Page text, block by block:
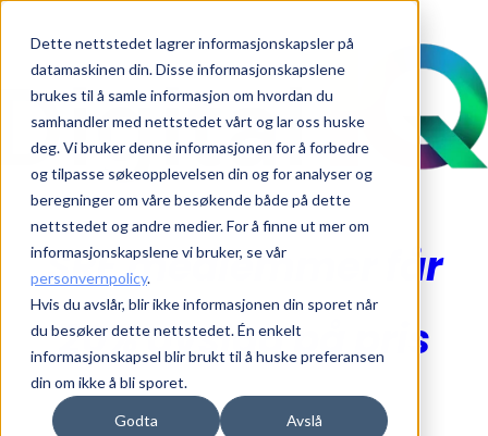
Dette nettstedet lagrer informasjonskapsler på
datamaskinen din. Disse informasjonskapslene
brukes til å samle informasjon om hvordan du
samhandler med nettstedet vårt og lar oss huske
deg. Vi bruker denne informasjonen for å forbedre
og tilpasse søkeopplevelsen din og for analyser og
beregninger om våre besøkende både på dette
nettstedet og andre medier. For å finne ut mer om
informasjonskapslene vi bruker, se vår
personvernpolicy.
Hvis du avslår, blir ikke informasjonen din sporet når
du besøker dette nettstedet. Én enkelt
informasjonskapsel blir brukt til å huske preferansen
din om ikke å bli sporet.
Godta Avslå
SRF medlemmer får
20% avslag på pris